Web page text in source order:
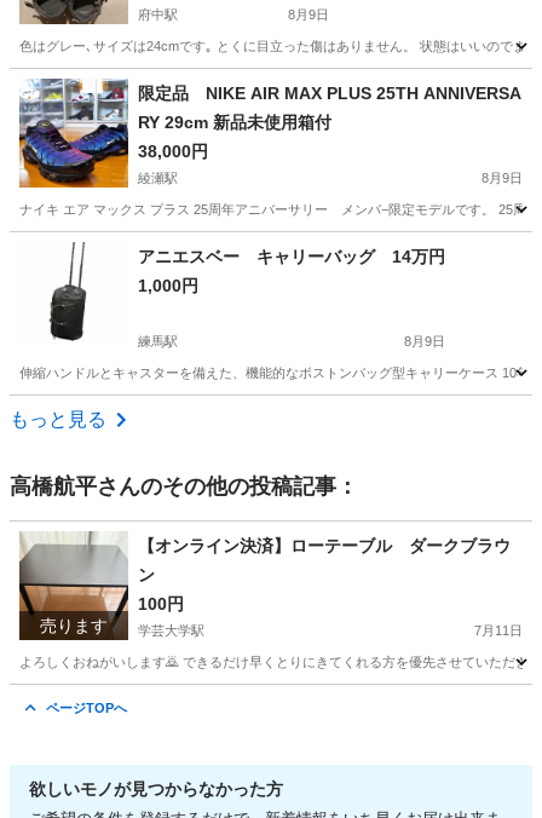
府中駅 8月9日
色はグレー､サイズは24cmです｡ とくに目立った傷はありません。 状態はいいのでま
東京 府中市 府中駅
限定品 NIKE AIR MAX PLUS 25TH ANNIVERSA
RY 29cm 新品未使用箱付
38,000円
綾瀬駅 8月9日
ナイキ エア マックス プラス 25周年アニバーサリー メンバ−限定モデルです。 25周
アニエスベー キャリーバッグ 14万円
1,000円
練馬駅 8月9日
伸縮ハンドルとキャスターを備えた、機能的なボストンバッグ型キャリーケース 10
東京 練馬区
もっと見る
高橋航平さんのその他の投稿記事：
売ります
【オンライン決済】ローテーブル ダークブラウ
ン
100円
学芸大学駅 7月11日
よろしくおねがいします🙇 できるだけ早くとりにきてくれる方を優先させていただき
ページTOPへ
欲しいモノが見つからなかった方